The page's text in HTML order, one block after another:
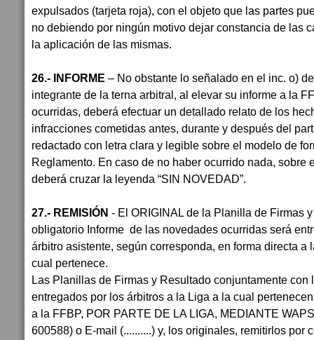
expulsados (tarjeta roja), con el objeto que las partes
no debiendo por ningún motivo dejar constancia de las
la aplicación de las mismas.
26.- INFORME – No obstante lo señalado en el inc. o)
integrante de la terna arbitral, al elevar su informe a la
ocurridas, deberá efectuar un detallado relato de los
infracciones cometidas antes, durante y después del
redactado con letra clara y legible sobre el modelo de
Reglamento. En caso de no haber ocurrido nada, sobre
deberá cruzar la leyenda “SIN NOVEDAD”.
27.- REMISIÓN - El ORIGINAL de la Planilla de Firmas
obligatorio Informe de las novedades ocurridas será
árbitro asistente, según corresponda, en forma directa a
cual pertenece.
Las Planillas de Firmas y Resultado conjuntamente con
entregados por los árbitros a la Liga a la cual
a la FFBP, POR PARTE DE LA LIGA, MEDIANTE
600588) o E-mail (..........) y, los originales, remitirlos por